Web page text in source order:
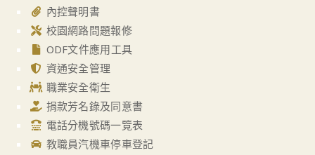
內控聲明書
校園網路問題報修
ODF文件應用工具
資通安全管理
職業安全衛生
捐款芳名錄及同意書
電話分機號碼一覽表
教職員汽機車停車登記